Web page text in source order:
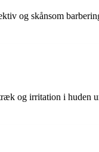
og skånsom
og irritation i huden